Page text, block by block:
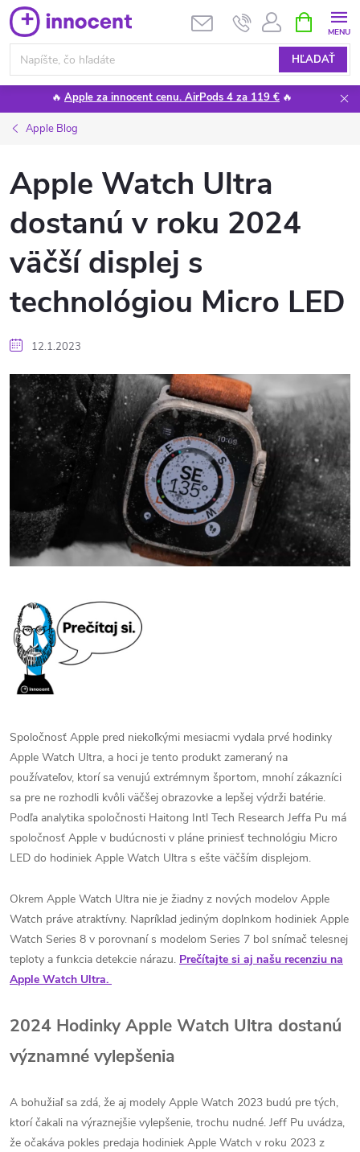
Prejsť
na
obsah
HĽADAŤ
KOŠÍK
🔥 Apple za innocent cenu. AirPods 4 za 119 € 🔥
Apple Blog
Apple Watch Ultra
dostanú v roku 2024
väčší displej s
technológiou Micro LED
12.1.2023
Spoločnosť Apple pred niekoľkými mesiacmi vydala prvé hodinky
Apple Watch Ultra, a hoci je tento produkt zameraný na
používateľov, ktorí sa venujú extrémnym športom, mnohí zákazníci
sa pre ne rozhodli kvôli väčšej obrazovke a lepšej výdrži batérie.
Podľa analytika spoločnosti Haitong Intl Tech Research Jeffa Pu má
spoločnosť Apple v budúcnosti v pláne priniesť technológiu Micro
LED do hodiniek Apple Watch Ultra s ešte väčším displejom.
Okrem Apple Watch Ultra nie je žiadny z nových modelov Apple
Watch práve atraktívny. Napríklad jediným doplnkom hodiniek Apple
Watch Series 8 v porovnaní s modelom Series 7 bol snímač telesnej
teploty a funkcia detekcie nárazu. Prečítajte si aj našu recenziu na
Apple Watch Ultra.
2024 Hodinky Apple Watch Ultra dostanú
významné vylepšenia
A bohužiaľ sa zdá, že aj modely Apple Watch 2023 budú pre tých,
ktorí čakali na výraznejšie vylepšenie, trochu nudné. Jeff Pu uvádza,
že očakáva pokles predaja hodiniek Apple Watch v roku 2023 z